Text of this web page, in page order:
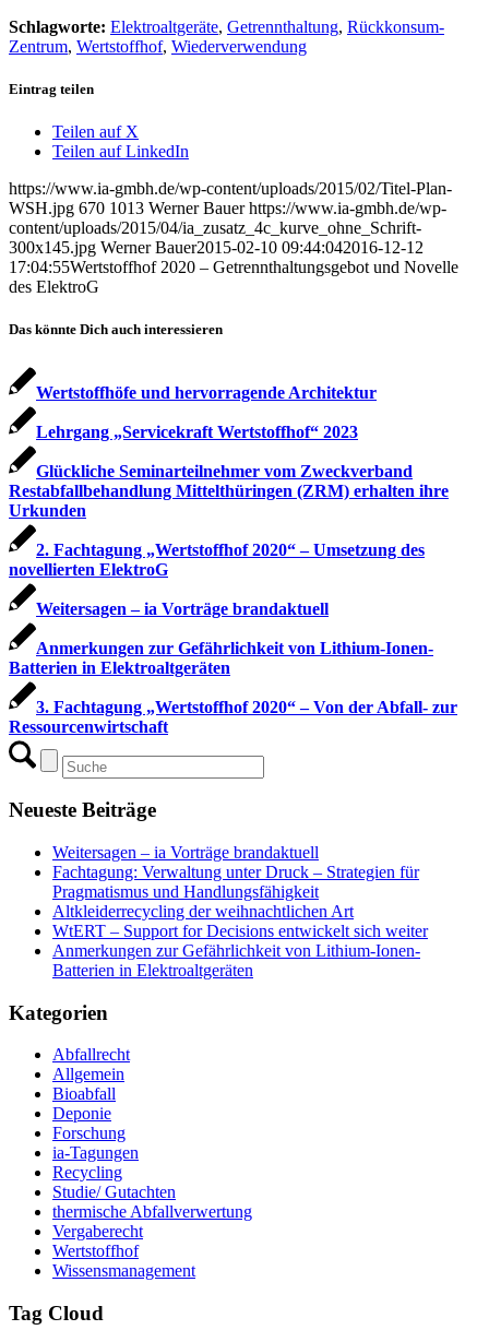
Schlagworte: Elektroaltgeräte, Getrennthaltung, Rückkonsum-
Zentrum, Wertstoffhof, Wiederverwendung
Eintrag teilen
Teilen auf X
Teilen auf LinkedIn
https://www.ia-gmbh.de/wp-content/uploads/2015/02/Titel-Plan-
WSH.jpg 670 1013 Werner Bauer https://www.ia-gmbh.de/wp-
content/uploads/2015/04/ia_zusatz_4c_kurve_ohne_Schrift-
300x145.jpg Werner Bauer2015-02-10 09:44:042016-12-12
17:04:55Wertstoffhof 2020 – Getrennthaltungsgebot und Novelle
des ElektroG
Das könnte Dich auch interessieren
Wertstoffhöfe und hervorragende Architektur
Lehrgang „Servicekraft Wertstoffhof“ 2023
Glückliche Seminarteilnehmer vom Zweckverband
Restabfallbehandlung Mittelthüringen (ZRM) erhalten ihre
Urkunden
2. Fachtagung „Wertstoffhof 2020“ – Umsetzung des
novellierten ElektroG
Weitersagen – ia Vorträge brandaktuell
Anmerkungen zur Gefährlichkeit von Lithium-Ionen-
Batterien in Elektroaltgeräten
3. Fachtagung „Wertstoffhof 2020“ – Von der Abfall- zur
Ressourcenwirtschaft
Neueste Beiträge
Weitersagen – ia Vorträge brandaktuell
Fachtagung: Verwaltung unter Druck – Strategien für
Pragmatismus und Handlungsfähigkeit
Altkleiderrecycling der weihnachtlichen Art
WtERT – Support for Decisions entwickelt sich weiter
Anmerkungen zur Gefährlichkeit von Lithium-Ionen-
Batterien in Elektroaltgeräten
Kategorien
Abfallrecht
Allgemein
Bioabfall
Deponie
Forschung
ia-Tagungen
Recycling
Studie/ Gutachten
thermische Abfallverwertung
Vergaberecht
Wertstoffhof
Wissensmanagement
Tag Cloud